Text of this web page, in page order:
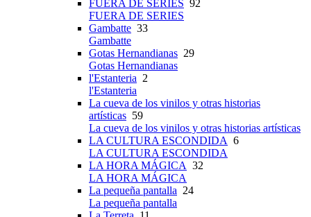
FUERA DE SERIES 92
FUERA DE SERIES
Gambatte 33
Gambatte
Gotas Hernandianas 29
Gotas Hernandianas
l'Estanteria 2
l'Estanteria
La cueva de los vinilos y otras historias
artísticas 59
La cueva de los vinilos y otras historias artísticas
LA CULTURA ESCONDIDA 6
LA CULTURA ESCONDIDA
LA HORA MÁGICA 32
LA HORA MÁGICA
La pequeña pantalla 24
La pequeña pantalla